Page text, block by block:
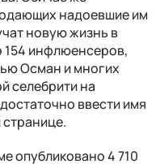
надоевшие им
новую жизнь в
154 инфлюенсеров,
Осман и многих
селебрити на
ввести имя
странице.
опубликовано 4 710